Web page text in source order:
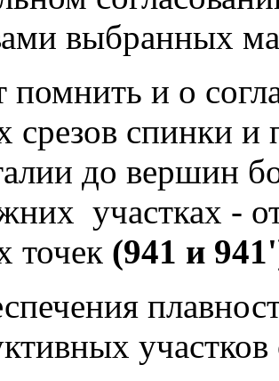
выбранных
помнить и о
срезов спинки и
до вершин
участках -
точек (941 и